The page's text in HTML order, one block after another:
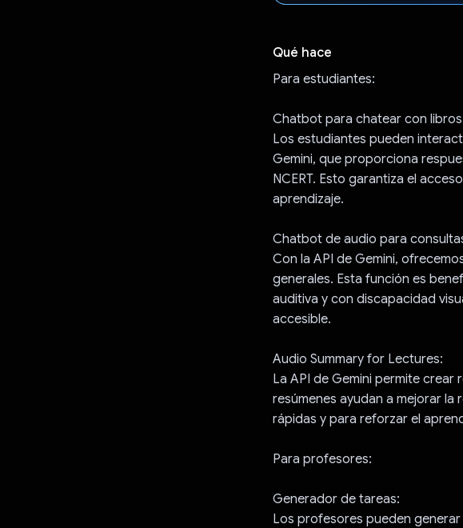
Qué hace
Para estudiantes:
Chatbot para chatear con libros
Los estudiantes pueden
Gemini, que proporciona
NCERT. Esto garantiza el
aprendizaje.
Chatbot de audio para
Con la API de Gemini,
generales. Esta función es
auditiva y con discapacidad
accesible.
Audio Summary for Lectures:
La API de Gemini permite crear
resúmenes ayudan a mejorar la
rápidas y para reforzar el
Para profesores:
Generador de tareas:
Los profesores pueden